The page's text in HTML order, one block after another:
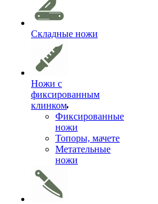
Складные ножи
Ножи с
фиксированным
клинком
Фиксированные
ножи
Топоры, мачете
Метательные
ножи